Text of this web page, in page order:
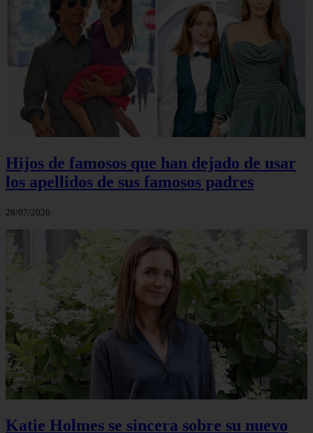
Hijos de famosos que han dejado de usar
los apellidos de sus famosos padres
28/07/2026
Katie Holmes se sincera sobre su nuevo